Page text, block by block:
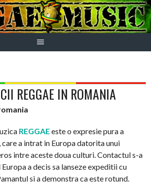
REGGAE IN ROMANIA
REGGAEeste o expresie pura a
a intrat in Europa datorita unui
intre aceste doua culturi. Contactul s-a
a decis sa lanseze expeditii cu
si a demonstra ca este rotund.